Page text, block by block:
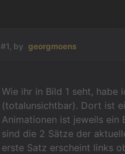
#1, by georgmoens
Wie ihr in Bild 1 seht, habe
(totalunsichtbar). Dort ist
Animationen ist jeweils
sind die 2 Sätze der
erste Satz erscheint links